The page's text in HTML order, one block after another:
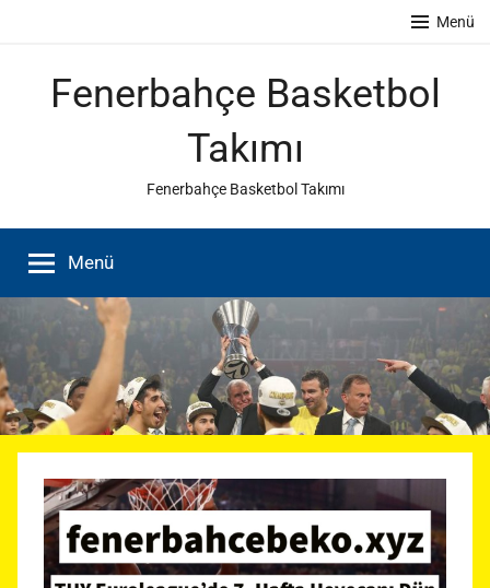
Menü
Fenerbahçe Basketbol
Takımı
Fenerbahçe Basketbol Takımı
Menü